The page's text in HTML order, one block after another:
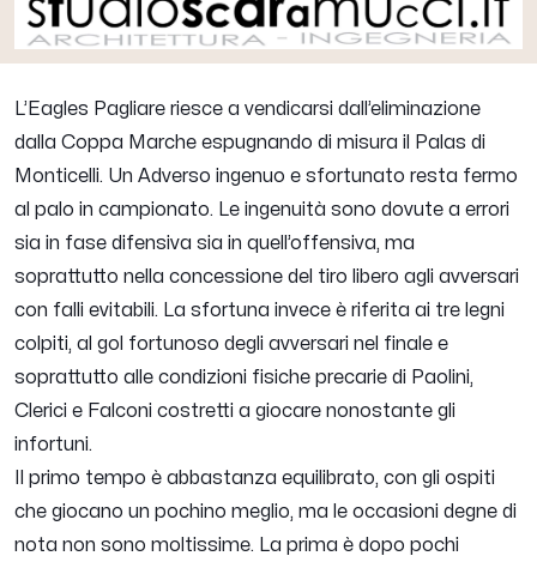
L’Eagles Pagliare riesce a vendicarsi dall’eliminazione
dalla Coppa Marche espugnando di misura il Palas di
Monticelli. Un Adverso ingenuo e sfortunato resta fermo
al palo in campionato. Le ingenuità sono dovute a errori
sia in fase difensiva sia in quell’offensiva, ma
soprattutto nella concessione del tiro libero agli avversari
con falli evitabili. La sfortuna invece è riferita ai tre legni
colpiti, al gol fortunoso degli avversari nel finale e
soprattutto alle condizioni fisiche precarie di Paolini,
Clerici e Falconi costretti a giocare nonostante gli
infortuni.
Il primo tempo è abbastanza equilibrato, con gli ospiti
che giocano un pochino meglio, ma le occasioni degne di
nota non sono moltissime. La prima è dopo pochi